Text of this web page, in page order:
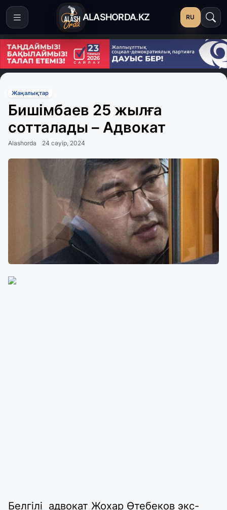
ALASHORDA.KZ RU
Жаңалықтар
Бишімбаев 25 жылға
сотталады – Адвокат
Alashorda 24 сәуір, 2024
Белгілі адвокат Жохар Өтебеков экс-